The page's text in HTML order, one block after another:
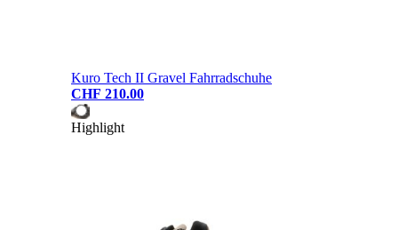
Kuro Tech II Gravel Fahrradschuhe
CHF 210.00
Highlight